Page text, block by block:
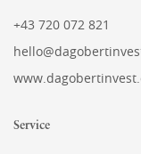
+43 720 072 821
Service